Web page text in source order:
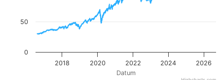
Datum
2018 2020 2022 2024 2026
0
50